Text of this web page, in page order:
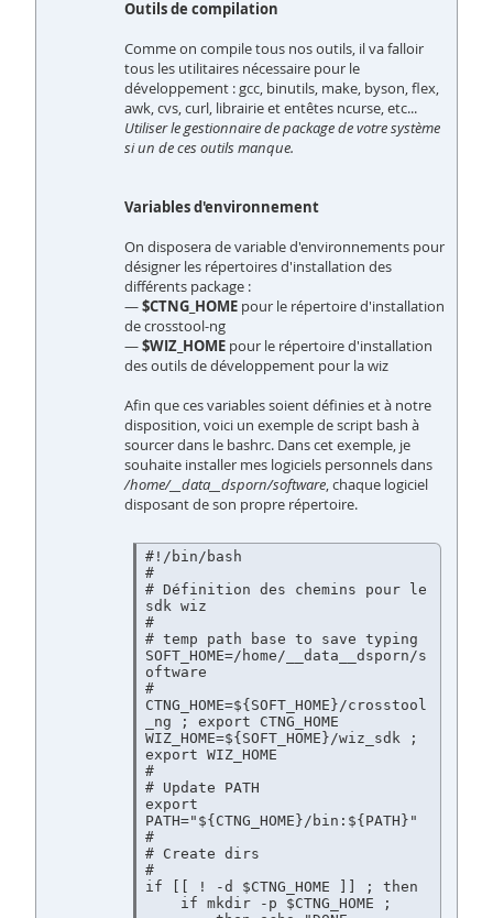
Outils de compilation
Comme on compile tous nos outils, il va falloir
tous les utilitaires nécessaire pour le
développement : gcc, binutils, make, byson, flex,
awk, cvs, curl, librairie et entêtes ncurse, etc...
Utiliser le gestionnaire de package de votre système
si un de ces outils manque.
Variables d'environnement
On disposera de variable d'environnements pour
désigner les répertoires d'installation des
différents package :
—$CTNG_HOME pour le répertoire d'installation
de crosstool-ng
—$WIZ_HOME pour le répertoire d'installation
des outils de développement pour la wiz
Afin que ces variables soient définies et à notre
disposition, voici un exemple de script bash à
sourcer dans le bashrc. Dans cet exemple, je
souhaite installer mes logiciels personnels dans
/home/__data__dsporn/software, chaque logiciel
disposant de son propre répertoire.
#!/bin/bash
#
# Définition des chemins pour le
sdk wiz
#
# temp path base to save typing
SOFT_HOME=/home/__data__dsporn/s
oftware
#
CTNG_HOME=${SOFT_HOME}/crosstool
_ng ; export CTNG_HOME
WIZ_HOME=${SOFT_HOME}/wiz_sdk ;
export WIZ_HOME
#
# Update PATH
export
PATH="${CTNG_HOME}/bin:${PATH}"
#
# Create dirs
#
if [[ ! -d $CTNG_HOME ]] ; then